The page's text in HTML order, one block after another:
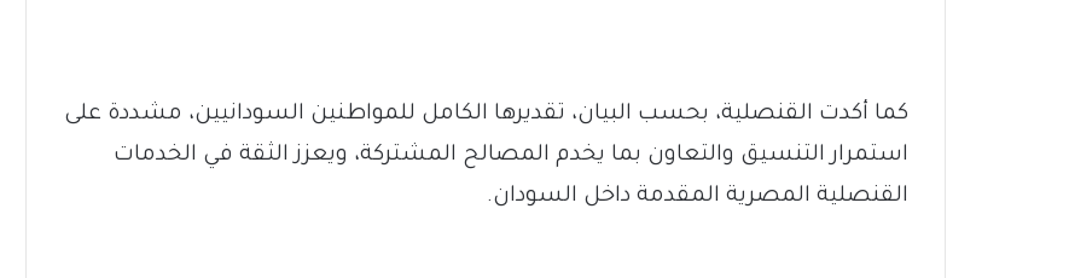
كما أكدت القنصلية، بحسب البيان، تقديرها الكامل للمواطنين السودانيين، مشددة على
استمرار التنسيق والتعاون بما يخدم المصالح المشتركة، ويعزز الثقة في الخدمات
القنصلية المصرية المقدمة داخل السودان.